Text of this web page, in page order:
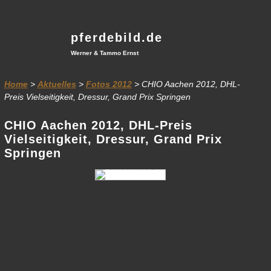
pferdebild.de
Werner & Tammo Ernst
Home> Aktuelles > Fotos 2012> CHIO Aachen 2012, DHL-
Preis Vielseitigkeit, Dressur, Grand Prix Springen
CHIO Aachen 2012, DHL-Preis
Vielseitigkeit, Dressur, Grand Prix
Springen